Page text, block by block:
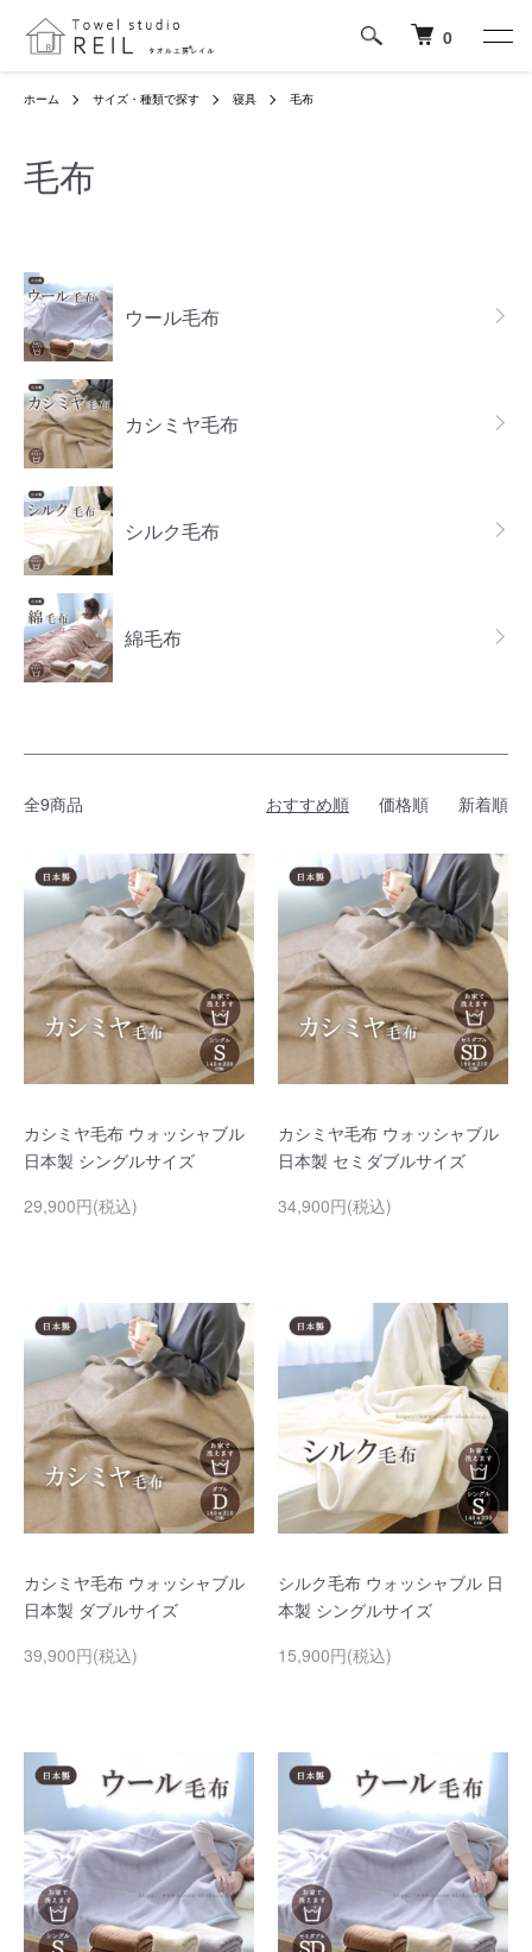
0
ホーム サイズ・種類で探す 寝具 毛布
毛布
ウール毛布
カシミヤ毛布
シルク毛布
綿毛布
全9商品 おすすめ順 価格順 新着順
カシミヤ毛布 ウォッシャブル
日本製 シングルサイズ
29,900円(税込)
カシミヤ毛布 ウォッシャブル
日本製 セミダブルサイズ
34,900円(税込)
カシミヤ毛布 ウォッシャブル
日本製 ダブルサイズ
39,900円(税込)
シルク毛布 ウォッシャブル 日
本製 シングルサイズ
15,900円(税込)